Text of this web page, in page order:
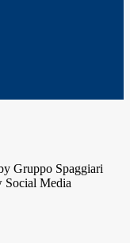
Gruppo Spaggiari
Social Media